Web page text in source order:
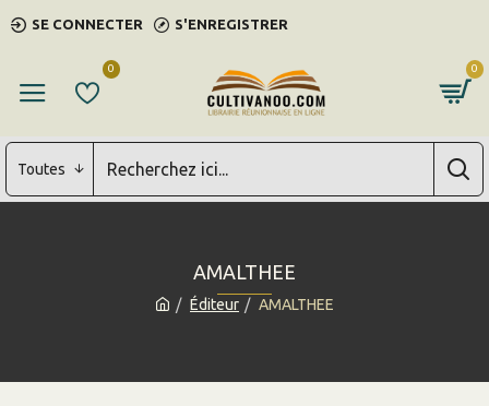
SE CONNECTER S'ENREGISTRER
0 0
Toutes
Éditeur AMALTHEE
AMALTHEE